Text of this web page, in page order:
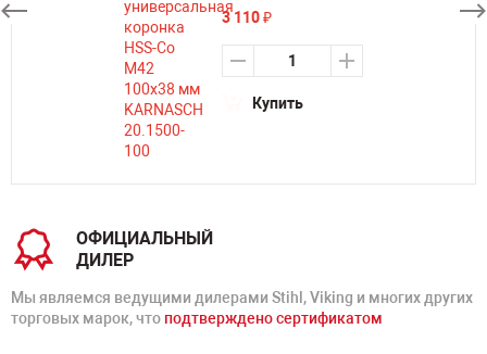
3 110₽
Купить
ОФИЦИАЛЬНЫЙ
ДИЛЕР
Мы являемся ведущими дилерами Stihl, Viking и многих других
торговых марок, что подтверждено сертификатом